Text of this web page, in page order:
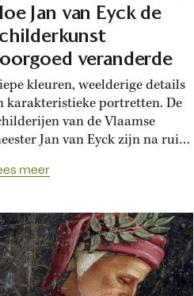
Jan van Eyck de
veranderde
kleuren, weelderige details
karakteristieke portretten. De
van de Vlaamse
Jan van Eyck zijn na ruim
Generaties
hem beïnvloed. Vanaf het
dat Het Lam Gods in
wordt getoond in de St.
in Gent, is Jan
Eyck beroemd....
meer